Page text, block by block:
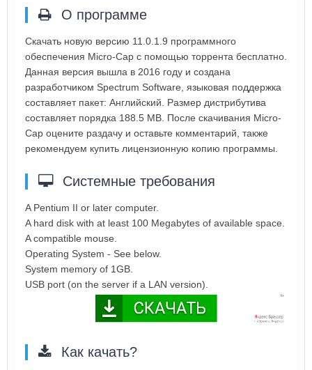
О программе
Скачать новую версию 11.0.1.9 программного
обеспечения Micro-Cap с помощью торрента бесплатно.
Данная версия вышла в 2016 году и создана
разработчиком Spectrum Software, языковая поддержка
составляет пакет: Английский. Размер дистрибутива
составляет порядка 188.5 MB. После скачивания Micro-
Cap оцените раздачу и оставьте комментарий, также
рекомендуем купить лицензионную копию программы.
Системные требования
A Pentium II or later computer.
A hard disk with at least 100 Megabytes of available space.
A compatible mouse.
Operating System - See below.
System memory of 1GB.
USB port (on the server if a LAN version).
Как качать?